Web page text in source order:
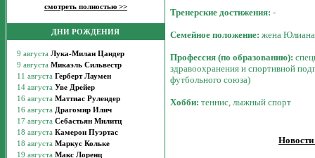
смотреть полностью >>
ДНИ РОЖДЕНИЯ
Тренерские достижения: -
Семейное положение: жена
Профессия (по образованию):
здравоохранения и спортивной
футбольного союза)
Хобби: теннис, лыжный спорт